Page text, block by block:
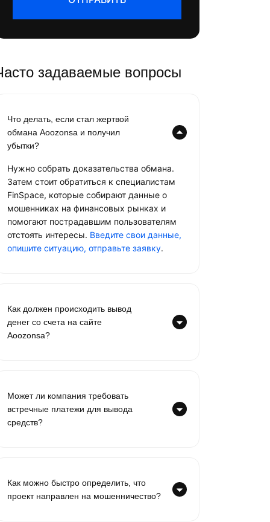
задаваемые вопросы
Что делать, если стал жертвой
обмана Aoozonsa и получил
убытки?
Нужно собрать доказательства обмана.
Затем стоит обратиться к специалистам
FinSpace, которые собирают данные о
мошенниках на финансовых рынках и
помогают пострадавшим пользователям
отстоять интересы. Введите свои данные,
опишите ситуацию, отправьте заявку.
Как должен происходить вывод
денег со счета на сайте
Aoozonsa?
Может ли компания требовать
встречные платежи для вывода
средств?
Как можно быстро определить, что
проект направлен на мошенничество?